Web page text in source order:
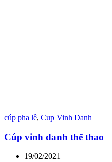
cúp pha lê, Cup Vinh Danh
Cúp vinh danh thể thao
19/02/2021